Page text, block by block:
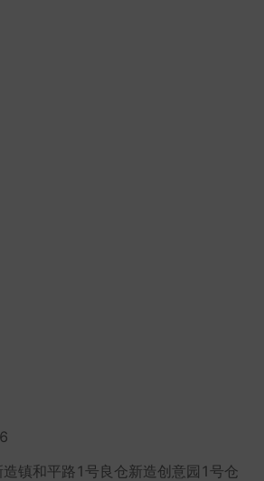
镇和平路1号良仓新造创意园1号仓